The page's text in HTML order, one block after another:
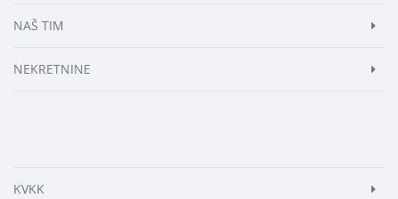
NAŠ TIM
NEKRETNINE
KVKK